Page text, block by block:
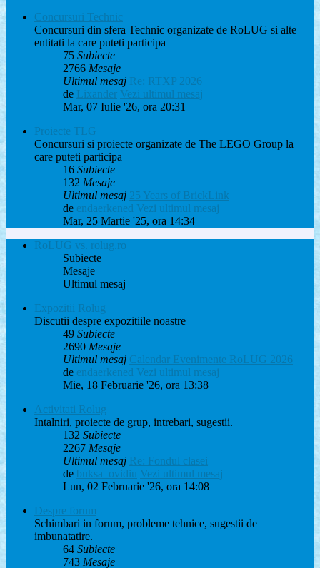
Concursuri Technic
Concursuri din sfera Technic organizate de RoLUG si alte
entitati la care puteti participa
75 Subiecte
2766 Mesaje
Ultimul mesaj Re: RTXP 2026
de Lixander Vezi ultimul mesaj
Mar, 07 Iulie '26, ora 20:31
Proiecte TLG
Concursuri si proiecte organizate de The LEGO Group la
care puteti participa
16 Subiecte
132 Mesaje
Ultimul mesaj 25 Years of BrickLink
de endaerkened Vezi ultimul mesaj
Mar, 25 Martie '25, ora 14:34
RoLUG vs. rolug.ro
Subiecte
Mesaje
Ultimul mesaj
Expozitii Rolug
Discutii despre expozitiile noastre
49 Subiecte
2690 Mesaje
Ultimul mesaj Calendar Evenimente RoLUG 2026
de endaerkened Vezi ultimul mesaj
Mie, 18 Februarie '26, ora 13:38
Activitati Rolug
Intalniri, proiecte de grup, intrebari, sugestii.
132 Subiecte
2267 Mesaje
Ultimul mesaj Re: Fondul clasei
de buksa_ovidiu Vezi ultimul mesaj
Lun, 02 Februarie '26, ora 14:08
Despre forum
Schimbari in forum, probleme tehnice, sugestii de
imbunatatire.
64 Subiecte
743 Mesaje